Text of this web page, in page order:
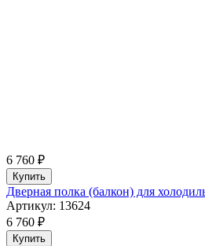
6 760 ₽
Купить
Дверная полка (балкон) для
Артикул: 13624
6 760 ₽
Купить